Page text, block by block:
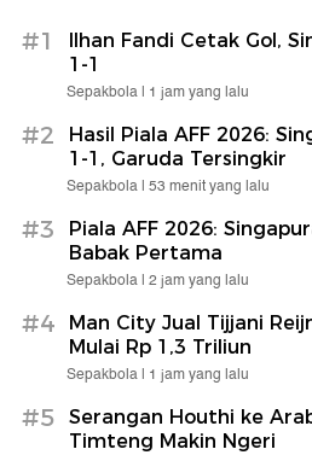
#1
Ilhan Fandi Cetak Gol,
1-1
Sepakbola | 1 jam yang lalu
#2
Hasil Piala AFF 2026:
1-1, Garuda Tersingkir
Sepakbola | 53 menit yang lalu
#3
Piala AFF 2026:
Babak Pertama
Sepakbola | 2 jam yang lalu
#4
Man City Jual Tijjani
Mulai Rp 1,3 Triliun
Sepakbola | 1 jam yang lalu
#5
Serangan Houthi ke
Timteng Makin Ngeri